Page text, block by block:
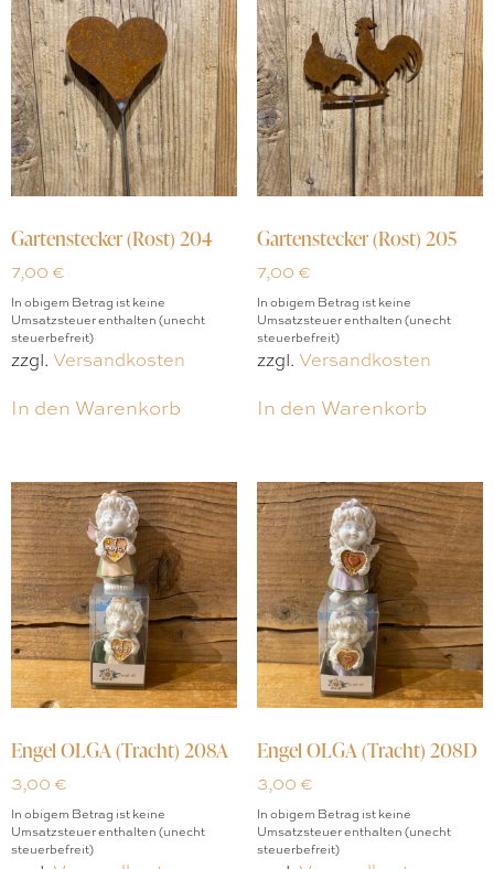
Gartenstecker (Rost) 204
7,00 €
In obigem Betrag ist keine
Umsatzsteuer enthalten (unecht
steuerbefreit)
zzgl. Versandkosten
In den Warenkorb
Gartenstecker (Rost) 205
7,00 €
In obigem Betrag ist keine
Umsatzsteuer enthalten (unecht
steuerbefreit)
zzgl. Versandkosten
In den Warenkorb
Engel OLGA (Tracht) 208A
3,00 €
In obigem Betrag ist keine
Umsatzsteuer enthalten (unecht
steuerbefreit)
Engel OLGA (Tracht) 208D
3,00 €
In obigem Betrag ist keine
Umsatzsteuer enthalten (unecht
steuerbefreit)